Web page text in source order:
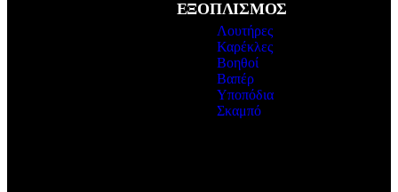
ΕΞΟΠΛΙΣΜΟΣ
Λουτήρες
Καρέκλες
Βοηθοί
Βαπέρ
Υποπόδια
Σκαμπό